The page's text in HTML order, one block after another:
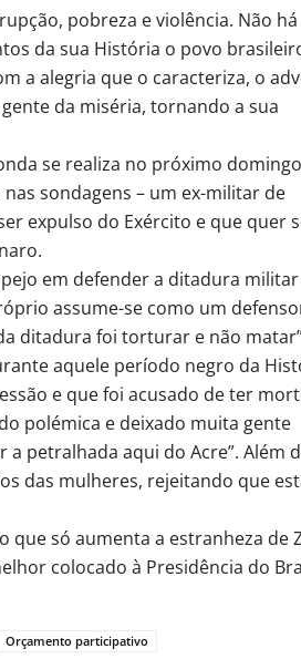
pobreza e violência. Não há
da sua História o povo
a alegria que o caracteriza, o
da miséria, tornando a sua
se realiza no próximo
sondagens – um ex-militar de
expulso do Exército e que quer
em defender a ditadura
assume-se como um
ditadura foi torturar e não
aquele período negro da
e que foi acusado de ter
polémica e deixado muita gente
a petralhada aqui do Acre”. Além
das mulheres, rejeitando que
que só aumenta a estranheza de
colocado à Presidência do
Orçamento participativo